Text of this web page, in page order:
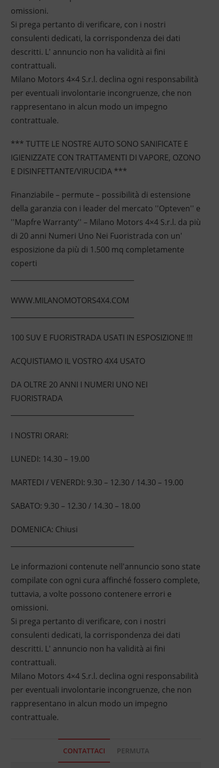
omissioni.
Si prega pertanto di verificare, con i nostri
consulenti dedicati, la corrispondenza dei dati
descritti. L' annuncio non ha validità ai fini
contrattuali.
Milano Motors 4×4 S.r.l. declina ogni responsabilità
per eventuali involontarie incongruenze, che non
rappresentano in alcun modo un impegno
contrattuale.
*** TUTTE LE NOSTRE AUTO SONO SANIFICATE E
IGIENIZZATE CON TRATTAMENTI DI VAPORE, OZONO
E DISINFETTANTE/VIRUCIDA ***
Finanziabile – permute – possibilità di estensione
della garanzia con i leader del mercato ''Opteven'' e
''Mapfre Warranty'' – Milano Motors 4×4 S.r.l. da più
di 20 anni Numeri Uno Nei Fuoristrada con un'
esposizione da più di 1.500 mq completamente
coperti
WWW.MILANOMOTORS4X4.COM
100 SUV E FUORISTRADA USATI IN ESPOSIZIONE !!!
ACQUISTIAMO IL VOSTRO 4X4 USATO
DA OLTRE 20 ANNI I NUMERI UNO NEI
FUORISTRADA
I NOSTRI ORARI:
LUNEDI: 14.30 – 19.00
MARTEDI / VENERDI: 9.30 – 12.30 / 14.30 – 19.00
SABATO: 9.30 – 12.30 / 14.30 – 18.00
DOMENICA: Chiusi
Le informazioni contenute nell'annuncio sono state
compilate con ogni cura affinché fossero complete,
tuttavia, a volte possono contenere errori e
omissioni.
Si prega pertanto di verificare, con i nostri
consulenti dedicati, la corrispondenza dei dati
descritti. L' annuncio non ha validità ai fini
contrattuali.
Milano Motors 4×4 S.r.l. declina ogni responsabilità
per eventuali involontarie incongruenze, che non
rappresentano in alcun modo un impegno
contrattuale.
CONTATTACI PERMUTA